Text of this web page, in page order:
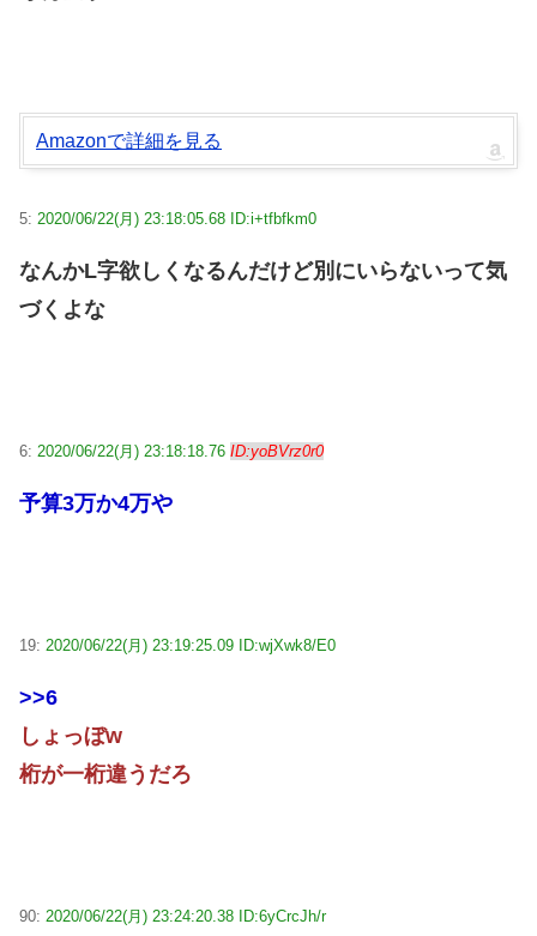
Amazonで詳細を見る
5: 2020/06/22(月) 23:18:05.68 ID:i+tfbfkm0
なんかL字欲しくなるんだけど別にいらないって気
づくよな
6: 2020/06/22(月) 23:18:18.76 ID:yoBVrz0r0
予算3万か4万や
19: 2020/06/22(月) 23:19:25.09 ID:wjXwk8/E0
>>6
しょっぼw
桁が一桁違うだろ
90: 2020/06/22(月) 23:24:20.38 ID:6yCrcJh/r